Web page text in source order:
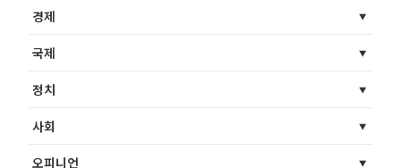
경제
국제
정치
사회
오피니언